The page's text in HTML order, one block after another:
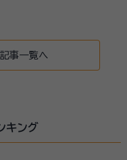
事一覧へ
キング